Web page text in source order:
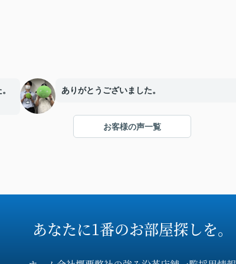
ありがとうございました。
お客様の声一覧
あなたに1番のお部屋探しを。